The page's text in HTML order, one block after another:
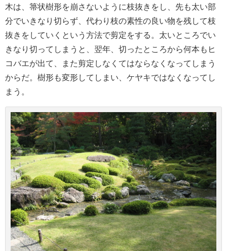
木は、箒状樹形を崩さないように枝抜きをし、先も太い部
分でいきなり切らず、代わり枝の素性の良い物を残して枝
抜きをしていくという方法で剪定をする。太いところでい
きなり切ってしまうと、翌年、切ったところから何本もヒ
コバエが出て、また剪定しなくてはならなくなってしまう
からだ。樹形も変形してしまい、ケヤキではなくなってし
まう。